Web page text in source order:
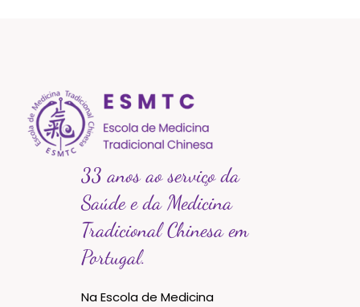
33 anos ao serviço da
Saúde e da Medicina
Tradicional Chinesa em
Portugal.
Na Escola de Medicina